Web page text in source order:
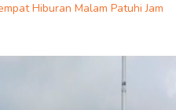
Hiburan Malam Patuhi Jam